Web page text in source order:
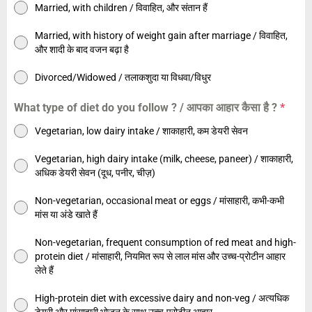
Married, with children / विवाहित, और संतान हैं
Married, with history of weight gain after marriage / विवाहित,
और शादी के बाद वजन बढ़ा है
Divorced/Widowed / तलाकशुदा या विधवा/विधुर
What type of diet do you follow ? / आपका आहार कैसा है ? *
Vegetarian, low dairy intake / शाकाहारी, कम डेयरी सेवन
Vegetarian, high dairy intake (milk, cheese, paneer) / शाकाहारी,
अधिक डेयरी सेवन (दूध, पनीर, चीज़)
Non-vegetarian, occasional meat or eggs / मांसाहारी, कभी-कभी
मांस या अंडे खाते हैं
Non-vegetarian, frequent consumption of red meat and high-
protein diet / मांसाहारी, नियमित रूप से लाल मांस और उच्च-प्रोटीन आहार
लेते हैं
High-protein diet with excessive dairy and non-veg / अत्यधिक